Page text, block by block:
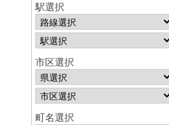
駅選択
市区選択
町名選択